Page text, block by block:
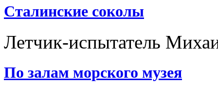
Сталинские соколы
Летчик-испытатель
По залам морского музея